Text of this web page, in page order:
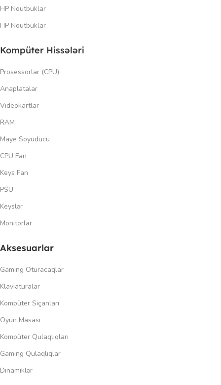
HP Noutbuklar
HP Noutbuklar
Kompüter Hissələri
Prosessorlar (CPU)
Anaplatalar
Videokartlar
RAM
Maye Soyuducu
CPU Fan
Keys Fan
PSU
Keyslər
Monitorlar
Aksesuarlar
Gaming Oturacaqlar
Klaviaturalar
Kompüter Siçanları
Oyun Masası
Kompüter Qulaqlıqları
Gaming Qulaqlıqlar
Dinamiklər